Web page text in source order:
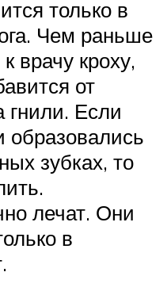
только в
Чем раньше
врачу кроху,
от
гнили. Если
образовались
зубках, то
лечат. Они
в